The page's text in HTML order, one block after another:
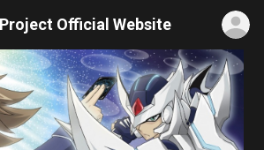
Official Website